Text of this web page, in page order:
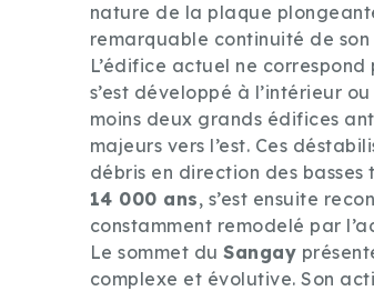
nature de la plaque
remarquable continuité de
L’édifice actuel ne
s’est développé à l’intérieur
moins deux grands édifices
majeurs vers l’est. Ces
débris en direction des basses
14 000 ans, s’est ensuite
constamment remodelé par
Le sommet duSangay
complexe et évolutive. Son